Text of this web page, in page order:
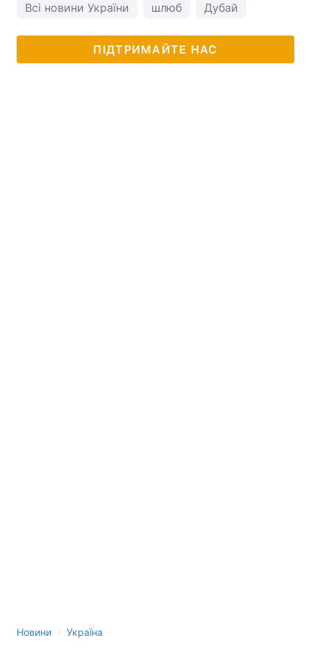
Тема оформлення
Всі новини України шлюб Дубай
ПІДТРИМАЙТЕ НАС
Новини › Україна